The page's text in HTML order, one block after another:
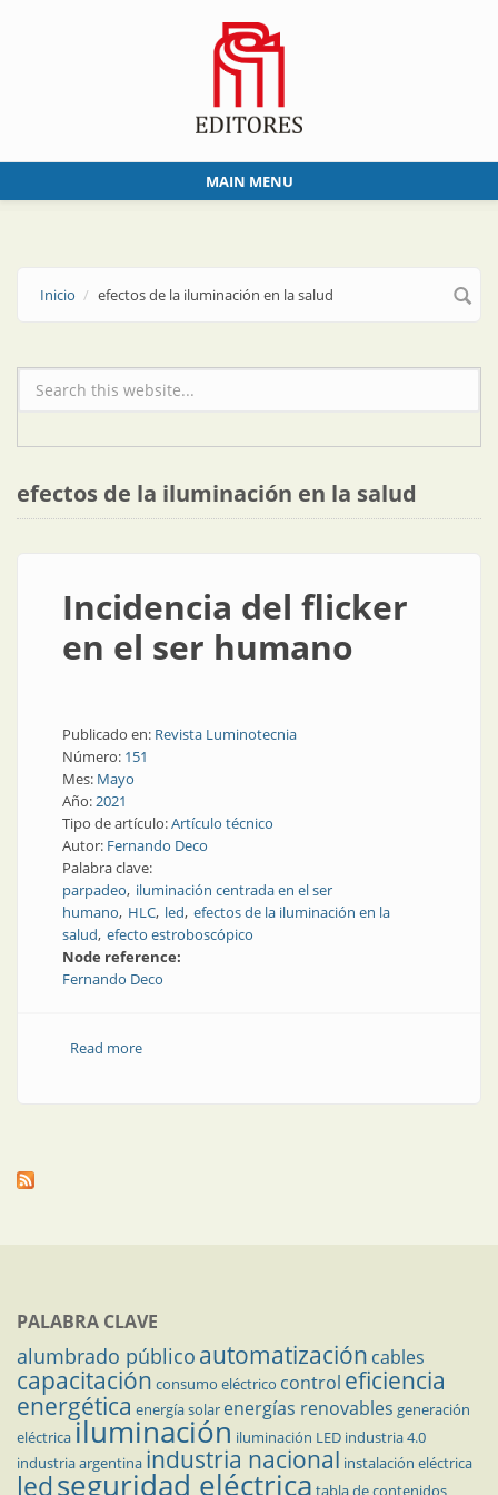
MAIN MENU
Inicio efectos de la iluminación en la salud
Formulario de búsqueda
efectos de la iluminación en la salud
Incidencia del flicker
en el ser humano
Publicado en: Revista Luminotecnia
Número: 151
Mes: Mayo
Año:2021
Tipo de artículo:Artículo técnico
Autor: Fernando Deco
Palabra clave:
parpadeo iluminación centrada en el ser
humano HLC led efectos de la iluminación en la
salud efecto estroboscópico
Node reference:
Fernando Deco
Read moreabout Incidencia del flicker en el ser humano
PALABRA CLAVE
alumbrado público automatización cables
capacitación consumo eléctrico control eficiencia
energética energía solar energías renovables generación
eléctricailuminación iluminación LED industria 4.0
industria argentina industria nacional instalación eléctrica
ledseguridad eléctrica tabla de contenidos